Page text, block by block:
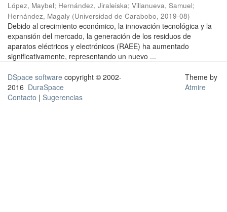
López, Maybel; Hernández, Jiraleiska; Villanueva, Samuel;
Hernández, Magaly (Universidad de Carabobo, 2019-08)
Debido al crecimiento económico, la innovación tecnológica y la
expansión del mercado, la generación de los residuos de
aparatos eléctricos y electrónicos (RAEE) ha aumentado
significativamente, representando un nuevo ...
DSpace software copyright © 2002-
2016 DuraSpace
Contacto | Sugerencias
Theme by
Atmire